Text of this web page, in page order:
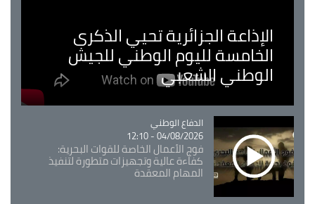
الإذاعة الجزائرية تحيي الذكرى
الخامسة لليوم الوطني للجيش
الوطني الشعبي
Catégorie
الدفاع الوطني
04/08/2026 - 12:10
فوج الأعمال الخاصة للقوات البحرية:
كفاءة عالية وتجهيزات متطورة لتنفيذ
المهام المعقدة